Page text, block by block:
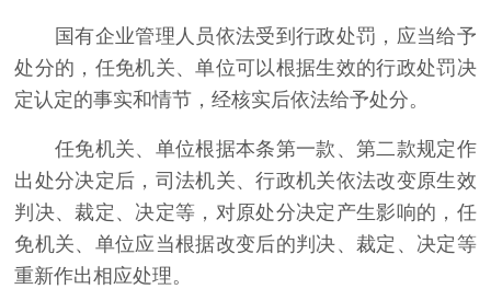
国有企业管理人员依法受到行政处罚，应当给予
处分的，任免机关、单位可以根据生效的行政处罚决
定认定的事实和情节，经核实后依法给予处分。
任免机关、单位根据本条第一款、第二款规定作
出处分决定后，司法机关、行政机关依法改变原生效
判决、裁定、决定等，对原处分决定产生影响的，任
免机关、单位应当根据改变后的判决、裁定、决定等
重新作出相应处理。